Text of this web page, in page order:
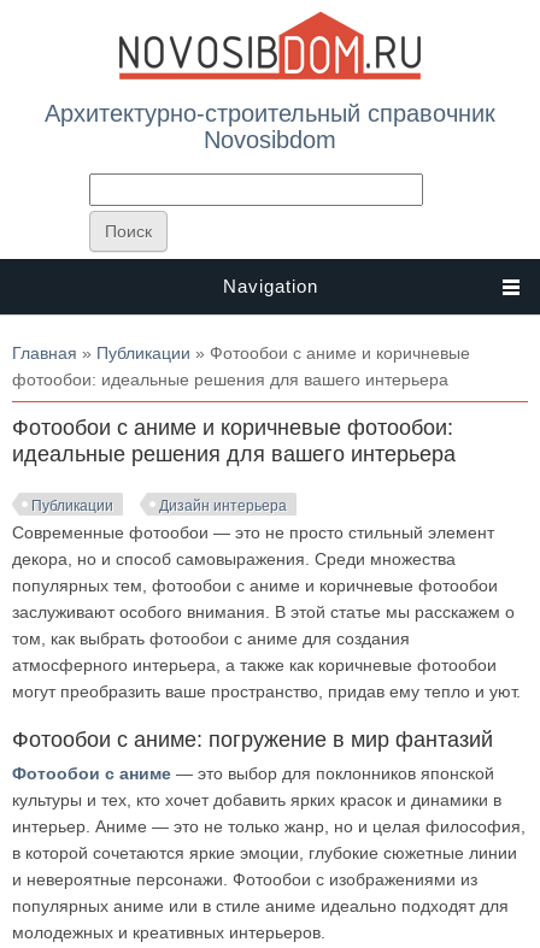
Архитектурно-строительный справочник
Novosibdom
Navigation
Вы здесь
Главная » Публикации » Фотообои с аниме и коричневые
фотообои: идеальные решения для вашего интерьера
Фотообои с аниме и коричневые фотообои:
идеальные решения для вашего интерьера
Публикации Дизайн интерьера
Современные фотообои — это не просто стильный элемент
декора, но и способ самовыражения. Среди множества
популярных тем, фотообои с аниме и коричневые фотообои
заслуживают особого внимания. В этой статье мы расскажем о
том, как выбрать фотообои с аниме для создания
атмосферного интерьера, а также как коричневые фотообои
могут преобразить ваше пространство, придав ему тепло и уют.
Фотообои с аниме: погружение в мир фантазий
Фотообои с аниме — это выбор для поклонников японской
культуры и тех, кто хочет добавить ярких красок и динамики в
интерьер. Аниме — это не только жанр, но и целая философия,
в которой сочетаются яркие эмоции, глубокие сюжетные линии
и невероятные персонажи. Фотообои с изображениями из
популярных аниме или в стиле аниме идеально подходят для
молодежных и креативных интерьеров.